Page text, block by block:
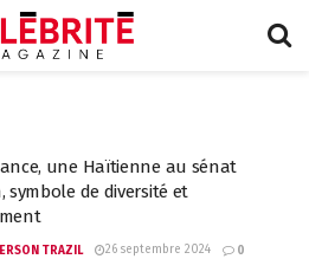
une Haïtienne au sénat
symbole de diversité et
TRAZIL 26 septembre 2024 0